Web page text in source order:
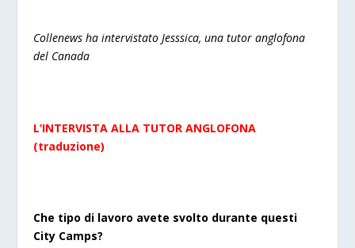
Collenews ha intervistato Jesssica, una tutor anglofona
del Canada
L’INTERVISTA ALLA TUTOR ANGLOFONA
(traduzione)
Che tipo di lavoro avete svolto durante questi
City Camps?